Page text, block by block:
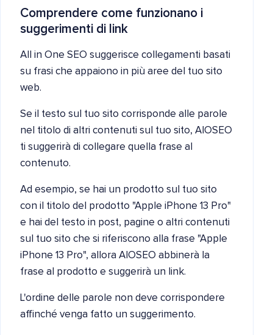
Comprendere come funzionano i
suggerimenti di link
All in One SEO suggerisce collegamenti basati
su frasi che appaiono in più aree del tuo sito
web.
Se il testo sul tuo sito corrisponde alle parole
nel titolo di altri contenuti sul tuo sito, AIOSEO
ti suggerirà di collegare quella frase al
contenuto.
Ad esempio, se hai un prodotto sul tuo sito
con il titolo del prodotto "Apple iPhone 13 Pro"
e hai del testo in post, pagine o altri contenuti
sul tuo sito che si riferiscono alla frase "Apple
iPhone 13 Pro", allora AIOSEO abbinerà la
frase al prodotto e suggerirà un link.
L'ordine delle parole non deve corrispondere
affinché venga fatto un suggerimento.